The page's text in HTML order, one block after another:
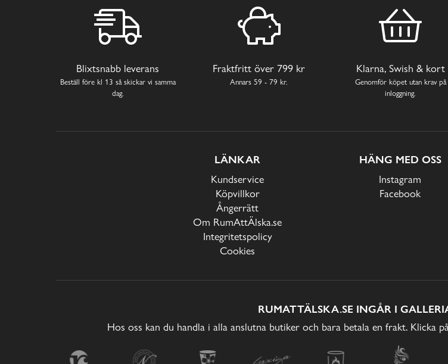
Blixtsnabb leverans
Beställ före kl 13 så skickar vi samma
dag.
Fraktfritt över 799 kr
Annars 59 - 79 kr.
Klarna, Swish & kort
Genomför köpet utan krav på
inloggning.
LÄNKAR
Kundservice
Köpvillkor
Ångerrätt
Om RumAttÄlska.se
Integritetspolicy
Cookies
HÄNG MED OSS
Instagram
Facebook
RUMATTÄLSKA.SE INGÅR I
Hos oss kan du handla i alla anslutna butiker och bara betala en frakt. Klicka